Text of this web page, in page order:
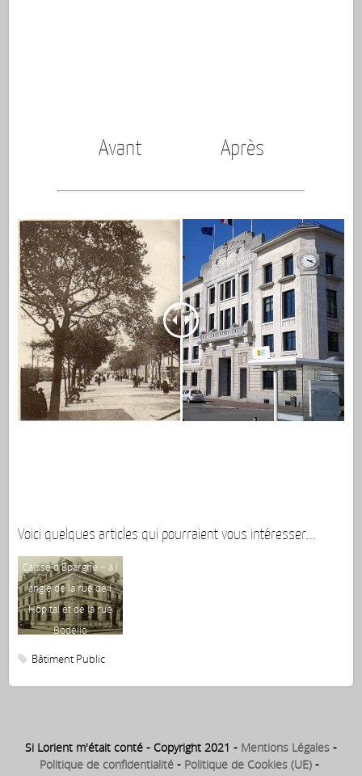
Avant Après
Voici quelques articles qui pourraient vous intéresser...
Caisse d Epargne ~ à l
angle de la rue de l
Hôpital et de la rue
Bodélio
Bâtiment Public
Si Lorient m'était conté - Copyright 2021 - Mentions Légales -
Politique de confidentialité - Politique de Cookies (UE) -